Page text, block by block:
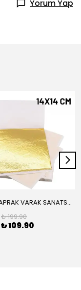
Yorum Yap
ALTIN YAPRAK VARAK SANATSAL BÜYÜK BOY FOLYO EPOKSİ REÇİNE NAİL ART 8 ADET ALTIN RENK 14X14 CM
₺ 199.90
₺ 109.90